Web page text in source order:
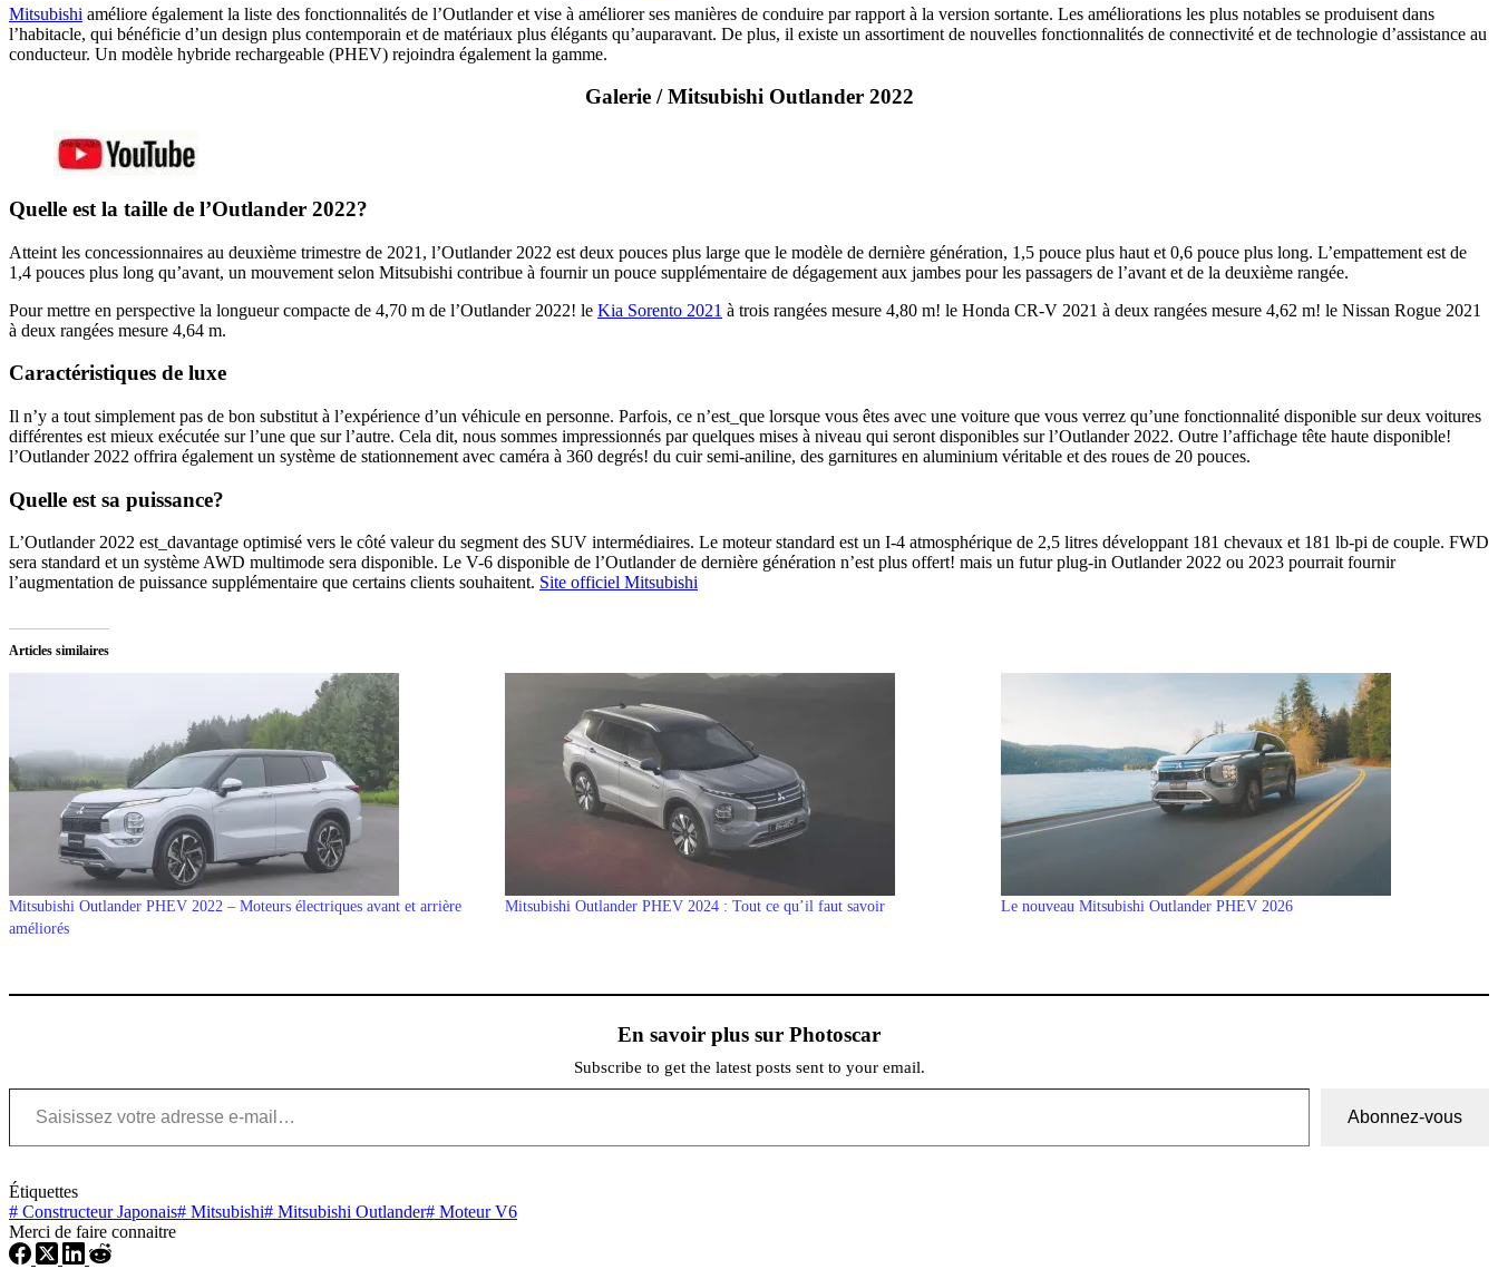
Mitsubishi améliore également la liste des fonctionnalités de l’Outlander et vise à améliorer ses manières de conduire par rapport à la version sortante. Les améliorations les plus notables se produisent dans
l’habitacle, qui bénéficie d’un design plus contemporain et de matériaux plus élégants qu’auparavant. De plus, il existe un assortiment de nouvelles fonctionnalités de connectivité et de technologie d’assistance au
conducteur. Un modèle hybride rechargeable (PHEV) rejoindra également la gamme.
Galerie / Mitsubishi Outlander 2022
Quelle est la taille de l’Outlander 2022?
Atteint les concessionnaires au deuxième trimestre de 2021, l’Outlander 2022 est deux pouces plus large que le modèle de dernière génération, 1,5 pouce plus haut et 0,6 pouce plus long. L’empattement est de
1,4 pouces plus long qu’avant, un mouvement selon Mitsubishi contribue à fournir un pouce supplémentaire de dégagement aux jambes pour les passagers de l’avant et de la deuxième rangée.
Pour mettre en perspective la longueur compacte de 4,70 m de l’Outlander 2022! le Kia Sorento 2021 à trois rangées mesure 4,80 m! le Honda CR-V 2021 à deux rangées mesure 4,62 m! le Nissan Rogue 2021
à deux rangées mesure 4,64 m.
Caractéristiques de luxe
Il n’y a tout simplement pas de bon substitut à l’expérience d’un véhicule en personne. Parfois, ce n’est_que lorsque vous êtes avec une voiture que vous verrez qu’une fonctionnalité disponible sur deux voitures
différentes est mieux exécutée sur l’une que sur l’autre. Cela dit, nous sommes impressionnés par quelques mises à niveau qui seront disponibles sur l’Outlander 2022. Outre l’affichage tête haute disponible!
l’Outlander 2022 offrira également un système de stationnement avec caméra à 360 degrés! du cuir semi-aniline, des garnitures en aluminium véritable et des roues de 20 pouces.
Quelle est sa puissance?
L’Outlander 2022 est_davantage optimisé vers le côté valeur du segment des SUV intermédiaires. Le moteur standard est un I-4 atmosphérique de 2,5 litres développant 181 chevaux et 181 lb-pi de couple. FWD
sera standard et un système AWD multimode sera disponible. Le V-6 disponible de l’Outlander de dernière génération n’est plus offert! mais un futur plug-in Outlander 2022 ou 2023 pourrait fournir
l’augmentation de puissance supplémentaire que certains clients souhaitent. Site officiel Mitsubishi
Articles similaires
Mitsubishi Outlander PHEV 2022 – Moteurs électriques avant et arrière
améliorés
Mitsubishi Outlander PHEV 2024 : Tout ce qu’il faut savoir Le nouveau Mitsubishi Outlander PHEV 2026
En savoir plus sur Photoscar
Subscribe to get the latest posts sent to your email.
Saisissez votre adresse e-mail…
Abonnez-vous
Étiquettes
# Constructeur Japonais# Mitsubishi# Mitsubishi Outlander# Moteur V6
Merci de faire connaitre